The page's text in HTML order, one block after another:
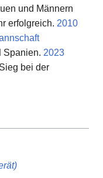
und Männern
erfolgreich. 2010
Spanien. 2023
bei der